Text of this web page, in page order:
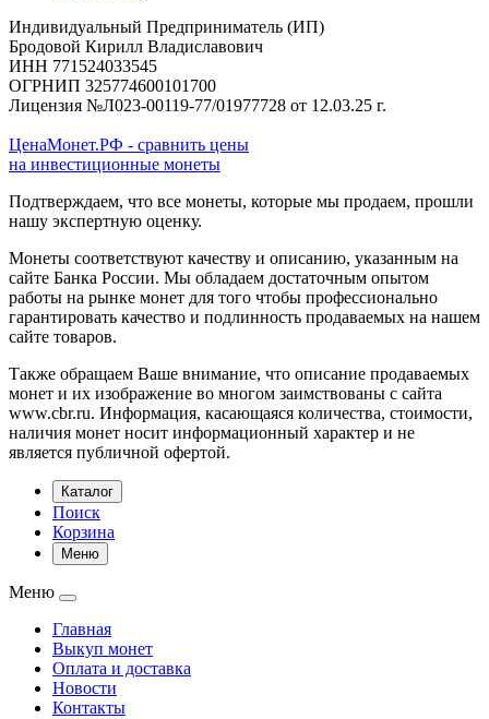
Индивидуальный Предприниматель (ИП)
Бродовой Кирилл Владиславович
ИНН 771524033545
ОГРНИП 325774600101700
Лицензия №Л023-00119-77/01977728 от 12.03.25 г.
ЦенаМонет.РФ - сравнить цены
на инвестиционные монеты
Подтверждаем, что все монеты, которые мы продаем, прошли
нашу экспертную оценку.
Монеты соответствуют качеству и описанию, указанным на
сайте Банка России. Мы обладаем достаточным опытом
работы на рынке монет для того чтобы профессионально
гарантировать качество и подлинность продаваемых на нашем
сайте товаров.
Также обращаем Ваше внимание, что описание продаваемых
монет и их изображение во многом заимствованы с сайта
www.cbr.ru. Информация, касающаяся количества, стоимости,
наличия монет носит информационный характер и не
является публичной офертой.
Каталог
Поиск
Корзина
Меню
Меню
Главная
Выкуп монет
Оплата и доставка
Новости
Контакты